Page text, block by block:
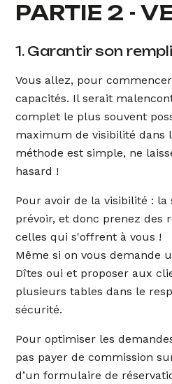
PARTIE 2 -
1. Garantir son
Vous allez, pour
capacités. Il serait
complet le plus souvent
maximum de visibilité dans
méthode est simple, ne
hasard !
Pour avoir de la visibilité :
prévoir, et donc prenez des
celles qui s'offrent à vous !
Même si on vous demande
Dîtes oui et proposer aux
plusieurs tables dans le
sécurité.
Pour optimiser les
pas payer de commission
d’un formulaire de